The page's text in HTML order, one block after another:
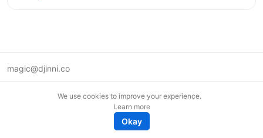
magic@djinni.co
We use cookies to improve your experience.
Learn more
Okay